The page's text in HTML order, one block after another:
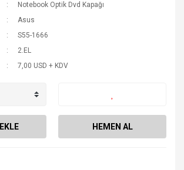
Notebook Optik Dvd Kapağı
Asus
S55-1666
2.EL
7,00 USD + KDV
HEMEN AL